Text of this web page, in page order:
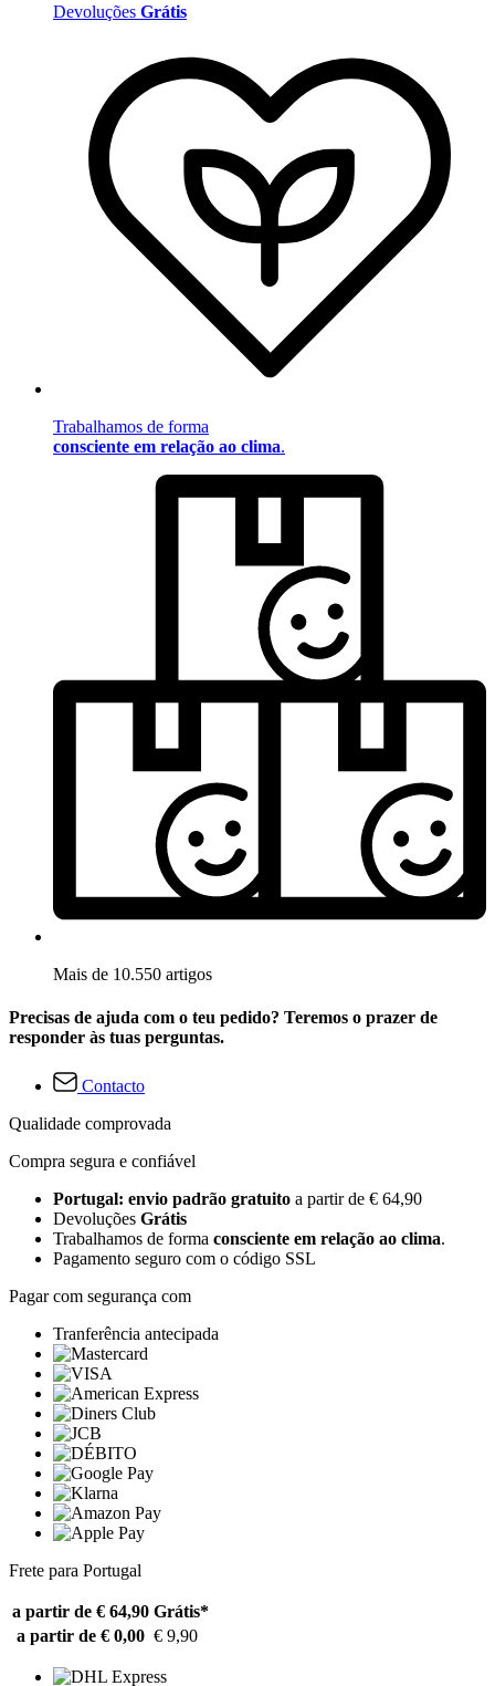
Devoluções Grátis
Trabalhamos de forma
consciente em relação ao clima.
Mais de 10.550 artigos
Precisas de ajuda com o teu pedido? Teremos o prazer de
responder às tuas perguntas.
Contacto
Qualidade comprovada
Compra segura e confiável
Portugal: envio padrão gratuito a partir de € 64,90
Devoluções Grátis
Trabalhamos de forma consciente em relação ao clima.
Pagamento seguro com o código SSL
Pagar com segurança com
Tranferência antecipada
Frete para Portugal
a partir de € 64,90 Grátis*
a partir de € 0,00 € 9,90